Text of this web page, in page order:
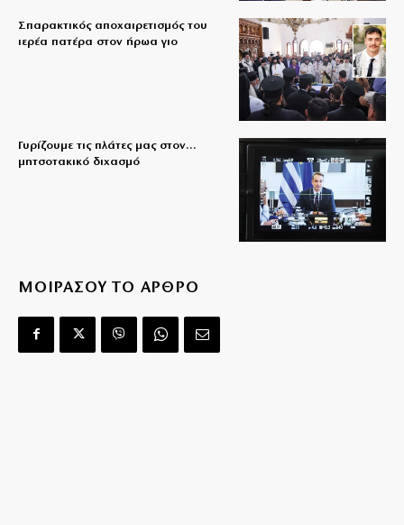
Σπαρακτικός αποχαιρετισμός του
ιερέα πατέρα στον ήρωα γιο
Γυρίζουμε τις πλάτες μας στον…
μητσοτακικό διχασμό
ΜΟΙΡΑΣΟΥ ΤΟ ΑΡΘΡΟ